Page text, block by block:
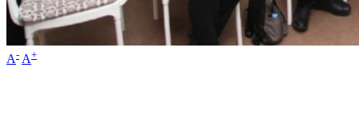
A- A+